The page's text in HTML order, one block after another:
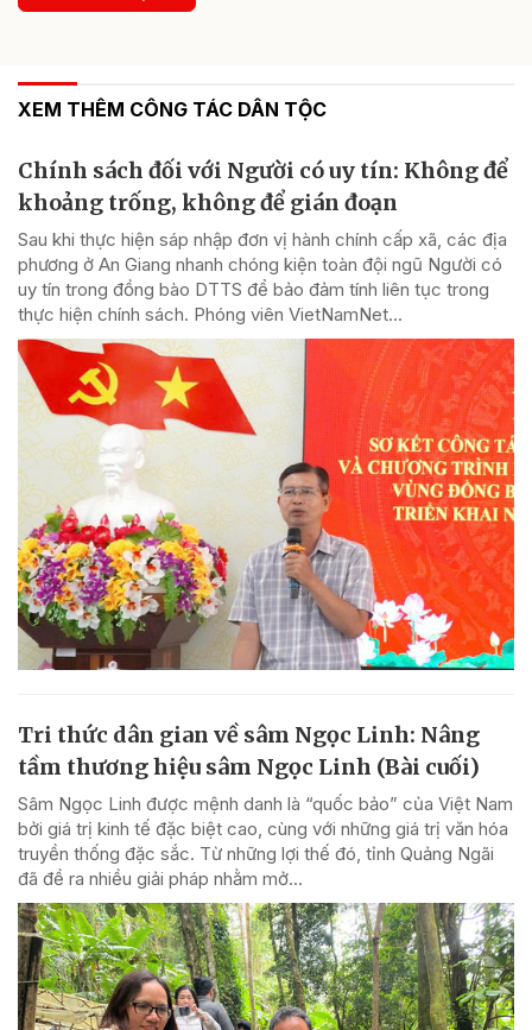
XEM THÊM CÔNG TÁC DÂN TỘC
Chính sách đối với Người có uy tín: Không để
khoảng trống, không để gián đoạn
Sau khi thực hiện sáp nhập đơn vị hành chính cấp xã, các địa
phương ở An Giang nhanh chóng kiện toàn đội ngũ Người có
uy tín trong đồng bào DTTS để bảo đảm tính liên tục trong
thực hiện chính sách. Phóng viên VietNamNet...
Tri thức dân gian về sâm Ngọc Linh: Nâng
tầm thương hiệu sâm Ngọc Linh (Bài cuối)
Sâm Ngọc Linh được mệnh danh là “quốc bảo” của Việt Nam
bởi giá trị kinh tế đặc biệt cao, cùng với những giá trị văn hóa
truyền thống đặc sắc. Từ những lợi thế đó, tỉnh Quảng Ngãi
đã đề ra nhiều giải pháp nhằm mở...